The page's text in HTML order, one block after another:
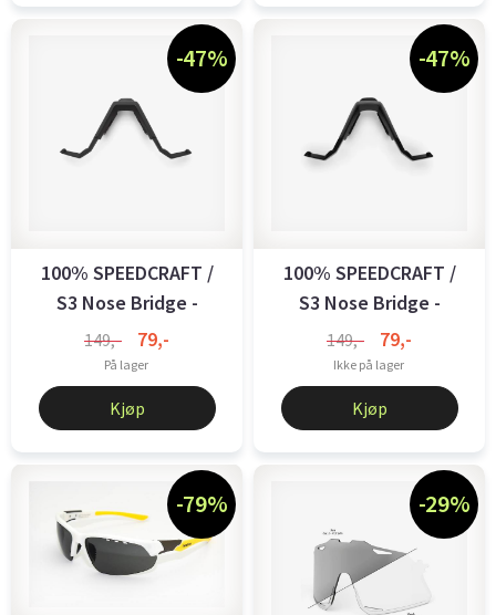
-47%
100% SPEEDCRAFT /
S3 Nose Bridge -
Regular - ...
149,- 79,-
På lager
Kjøp
-47%
100% SPEEDCRAFT /
S3 Nose Bridge -
Regular - Soft ...
149,- 79,-
Ikke på lager
Kjøp
-79% -29%